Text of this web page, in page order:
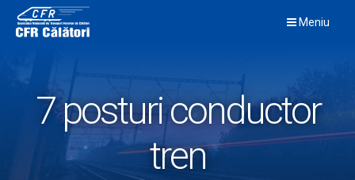
content
Meniu
7 posturi conductor
tren